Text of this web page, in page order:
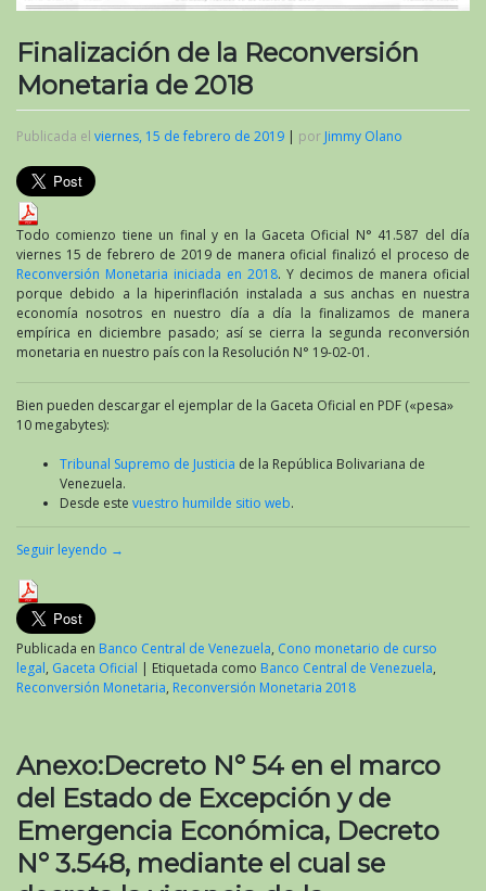
Finalización de la Reconversión
Monetaria de 2018
Publicada el viernes, 15 de febrero de 2019 | por Jimmy Olano
Todo comienzo tiene un final y en la Gaceta Oficial N° 41.587 del día
viernes 15 de febrero de 2019 de manera oficial finalizó el proceso de
Reconversión Monetaria iniciada en 2018. Y decimos de manera oficial
porque debido a la hiperinflación instalada a sus anchas en nuestra
economía nosotros en nuestro día a día la finalizamos de manera
empírica en diciembre pasado; así se cierra la segunda reconversión
monetaria en nuestro país con la Resolución N° 19-02-01.
Bien pueden descargar el ejemplar de la Gaceta Oficial en PDF («pesa»
10 megabytes):
Tribunal Supremo de Justicia de la República Bolivariana de
Venezuela.
Desde este vuestro humilde sitio web.
Seguir leyendo →
Publicada en Banco Central de Venezuela, Cono monetario de curso
legal, Gaceta Oficial | Etiquetada como Banco Central de Venezuela,
Reconversión Monetaria, Reconversión Monetaria 2018
Anexo:Decreto N° 54 en el marco
del Estado de Excepción y de
Emergencia Económica, Decreto
N° 3.548, mediante el cual se